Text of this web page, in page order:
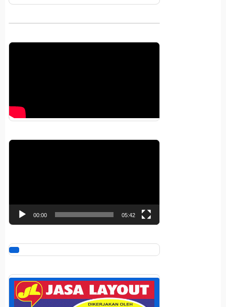
Pemutar
00:00 05:42